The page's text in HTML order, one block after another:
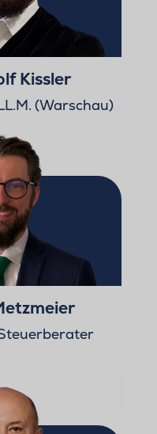
Kissler
(Warschau)